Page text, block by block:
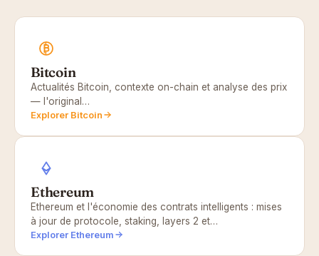
Bitcoin
Actualités Bitcoin, contexte on-chain et analyse des prix
— l'original…
Explorer Bitcoin
Ethereum
Ethereum et l'économie des contrats intelligents : mises
à jour de protocole, staking, layers 2 et…
Explorer Ethereum